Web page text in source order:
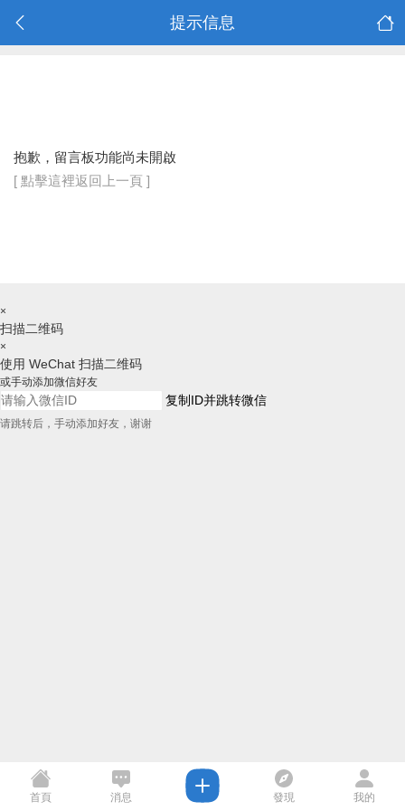
提示信息
抱歉，留言板功能尚未開啟
[ 點擊這裡返回上一頁 ]
×
扫描二维码
×
使用 WeChat 扫描二维码
或手动添加微信好友
复制ID并跳转微信
请跳转后，手动添加好友，谢谢
首頁 消息 發現 我的